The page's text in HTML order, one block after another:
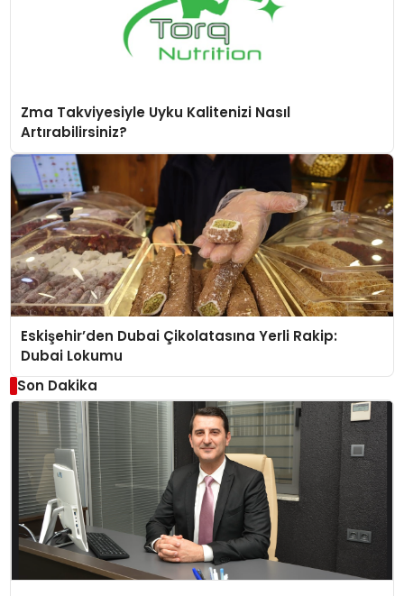
Zma Takviyesiyle Uyku Kalitenizi Nasıl
Artırabilirsiniz?
Eskişehir’den Dubai Çikolatasına Yerli Rakip:
Dubai Lokumu
Son Dakika